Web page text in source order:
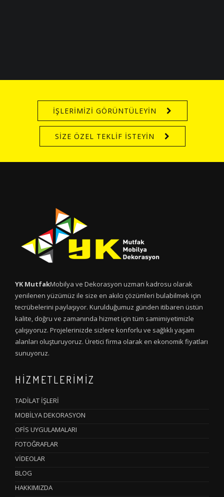
İŞLERİMİZİ GÖRÜNTÜLEYİN
SİZE ÖZEL TEKLİF İSTEYİN
YK MutfakMobilya ve Dekorasyon uzman kadrosu olarak
yenilenen yüzümüz ile size en akılcı çözümleri bulabilmek için
tecrübelerini paylaşıyor. Kurulduğumuz günden itibaren üstün
kalite, doğru ve zamanında hizmet için tüm samimiyetimizle
çalışıyoruz. Projelerinizde sizlere konforlu ve sağlıklı yaşam
alanları oluşturuyoruz. Üretici firma olarak en ekonomik fiyatları
sunuyoruz.
HİZMETLERİMİZ
TADİLAT İŞLERİ
MOBİLYA DEKORASYON
OFİS UYGULAMALARI
FOTOĞRAFLAR
VİDEOLAR
BLOG
HAKKIMIZDA